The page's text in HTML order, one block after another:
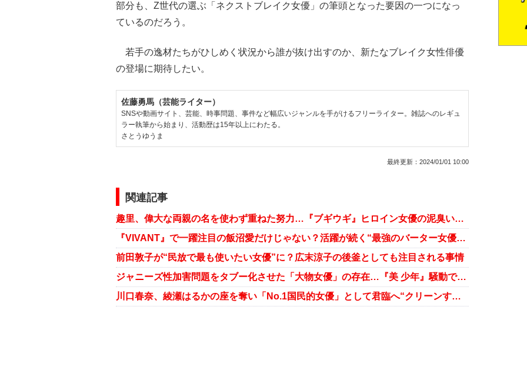
部分も、Z世代の選ぶ「ネクストブレイク女優」の筆頭となった要因の一つになっ
ているのだろう。
若手の逸材たちがひしめく状況から誰が抜け出すのか、新たなブレイク女性俳優
の登場に期待したい。
佐藤勇馬（芸能ライター）
SNSや動画サイト、芸能、時事問題、事件など幅広いジャンルを手がけるフリーライター。雑誌へのレギュ
ラー執筆から始まり、活動歴は15年以上にわたる。
さとうゆうま
最終更新： 2024/01/01 10:00
関連記事
趣里、偉大な両親の名を使わず重ねた努力…『ブギウギ』ヒロイン女優の泥臭い激動半生
『VIVANT』で一躍注目の飯沼愛だけじゃない？活躍が続く“最強のバーター女優”とは
前田敦子が“民放で最も使いたい女優”に？広末涼子の後釜としても注目される事情
ジャニーズ性加害問題をタブー化させた「大物女優」の存在…『美 少年』騒動で再注目
川口春奈、綾瀬はるかの座を奪い「No.1国民的女優」として君臨へ“クリーンすぎない”イメージのメリット